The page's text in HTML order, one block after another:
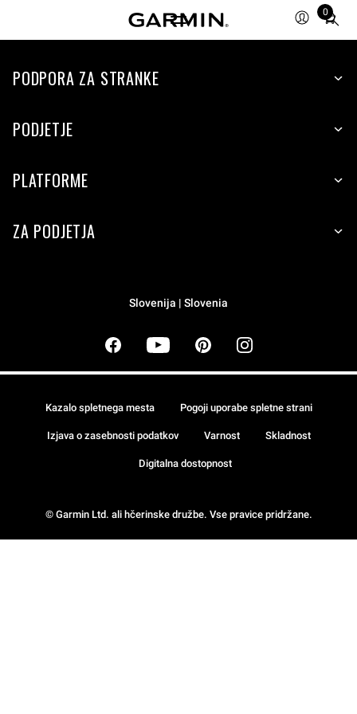
0
Total
PODPORA ZA STRANKE
PODJETJE
PLATFORME
ZA PODJETJA
Slovenija | Slovenia
© Garmin Ltd. ali hčerinske družbe. Vse pravice pridržane.
Kazalo spletnega mesta Pogoji uporabe spletne strani
Izjava o zasebnosti podatkov Varnost Skladnost
Digitalna dostopnost